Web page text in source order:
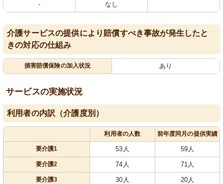
- なし
介護サービスの提供により賠償すべき事故が発生したと
きの対応の仕組み
損害賠償保険の加入状況 あり
サービスの実施状況
利用者の内訳（介護度別）
利用者の人数 前年度同月の提供実績
要介護1 53人 59人
要介護2 74人 71人
要介護3 30人 20人